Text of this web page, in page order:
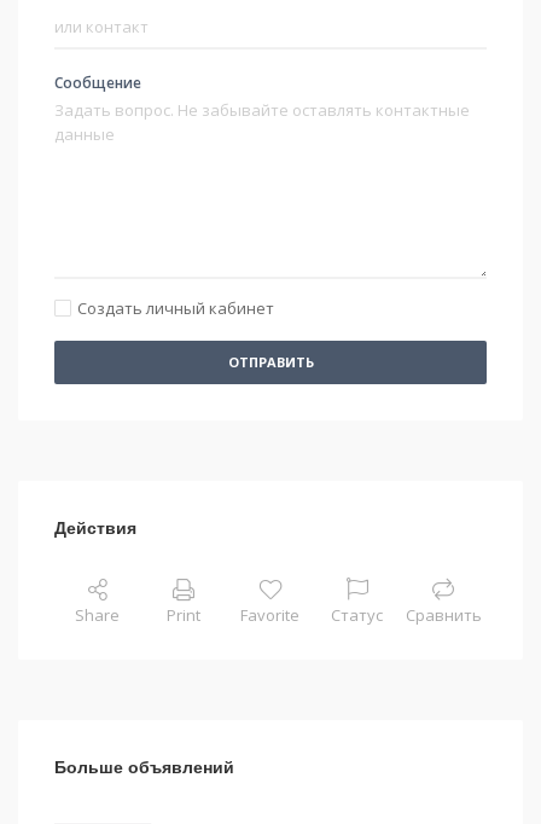
Сообщение
Создать личный кабинет
ОТПРАВИТЬ
Действия
Share Print Favorite Статус Сравнить
Больше объявлений